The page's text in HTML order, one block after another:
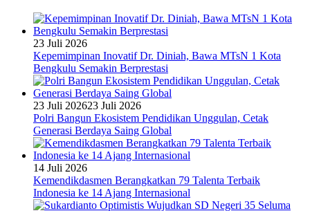
23 Juli 2026
Kepemimpinan Inovatif Dr. Diniah, Bawa MTsN 1 Kota
Bengkulu Semakin Berprestasi
23 Juli 202623 Juli 2026
Polri Bangun Ekosistem Pendidikan Unggulan, Cetak
Generasi Berdaya Saing Global
14 Juli 2026
Kemendikdasmen Berangkatkan 79 Talenta Terbaik
Indonesia ke 14 Ajang Internasional